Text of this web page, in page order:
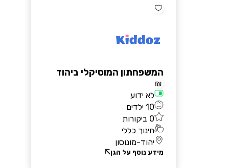
המשפחתון המוסיקלי ביהוד
₪
לא ידוע
10 ילדים
0 ביקורות
חינוך כללי
יהוד-מונוסון
מידע נוסף על הגן